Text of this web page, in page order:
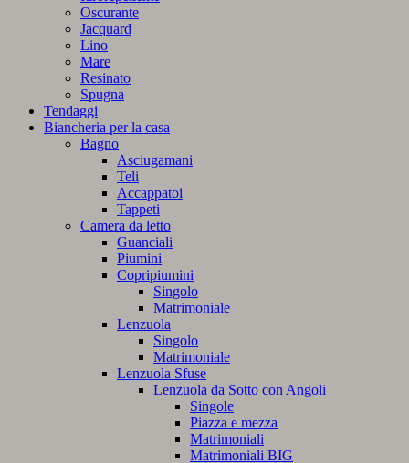
Oscurante
Jacquard
Lino
Mare
Resinato
Spugna
Tendaggi
Biancheria per la casa
Bagno
Asciugamani
Teli
Accappatoi
Tappeti
Camera da letto
Guanciali
Piumini
Copripiumini
Singolo
Matrimoniale
Lenzuola
Singolo
Matrimoniale
Lenzuola Sfuse
Lenzuola da Sotto con Angoli
Singole
Piazza e mezza
Matrimoniali
Matrimoniali BIG